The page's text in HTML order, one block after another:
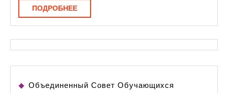
ШОС.
15.07.14
ПОДРОБНЕЕПОДРОБНЕЕ
Объединенный Совет Обучающихся